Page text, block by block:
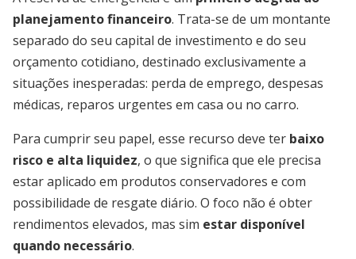
planejamento financeiro. Trata-se de um montante
separado do seu capital de investimento e do seu
orçamento cotidiano, destinado exclusivamente a
situações inesperadas: perda de emprego, despesas
médicas, reparos urgentes em casa ou no carro.
Para cumprir seu papel, esse recurso deve ter baixo
risco e alta liquidez, o que significa que ele precisa
estar aplicado em produtos conservadores e com
possibilidade de resgate diário. O foco não é obter
rendimentos elevados, mas sim estar disponível
quando necessário.